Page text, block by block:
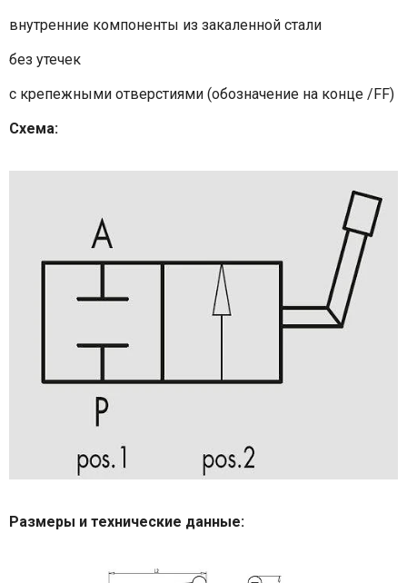
внутренние компоненты из закаленной стали
без утечек
с крепежными отверстиями (обозначение на конце /FF)
Схема:
Размеры и технические данные: